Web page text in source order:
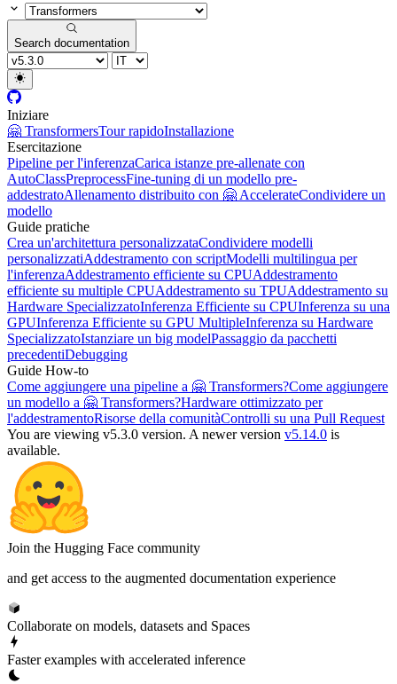
Search documentation
Iniziare
🤗 TransformersTour rapidoInstallazione
Esercitazione
Pipeline per l'inferenzaCarica istanze pre-allenate con
AutoClassPreprocessFine-tuning di un modello pre-
addestratoAllenamento distribuito con 🤗 AccelerateCondividere un
modello
Guide pratiche
Crea un'architettura personalizzataCondividere modelli
personalizzatiAddestramento con scriptModelli multilingua per
l'inferenzaAddestramento efficiente su CPUAddestramento
efficiente su multiple CPUAddestramento su TPUAddestramento su
Hardware SpecializzatoInferenza Efficiente su CPUInferenza su una
GPUInferenza Efficiente su GPU MultipleInferenza su Hardware
SpecializzatoIstanziare un big modelPassaggio da pacchetti
precedentiDebugging
Guide How-to
Come aggiungere una pipeline a 🤗 Transformers?Come aggiungere
un modello a 🤗 Transformers?Hardware ottimizzato per
l'addestramentoRisorse della comunitàControlli su una Pull Request
You are viewing v5.3.0 version. A newer version v5.14.0 is
available.
Join the Hugging Face community
and get access to the augmented documentation experience
Collaborate on models, datasets and Spaces
Faster examples with accelerated inference